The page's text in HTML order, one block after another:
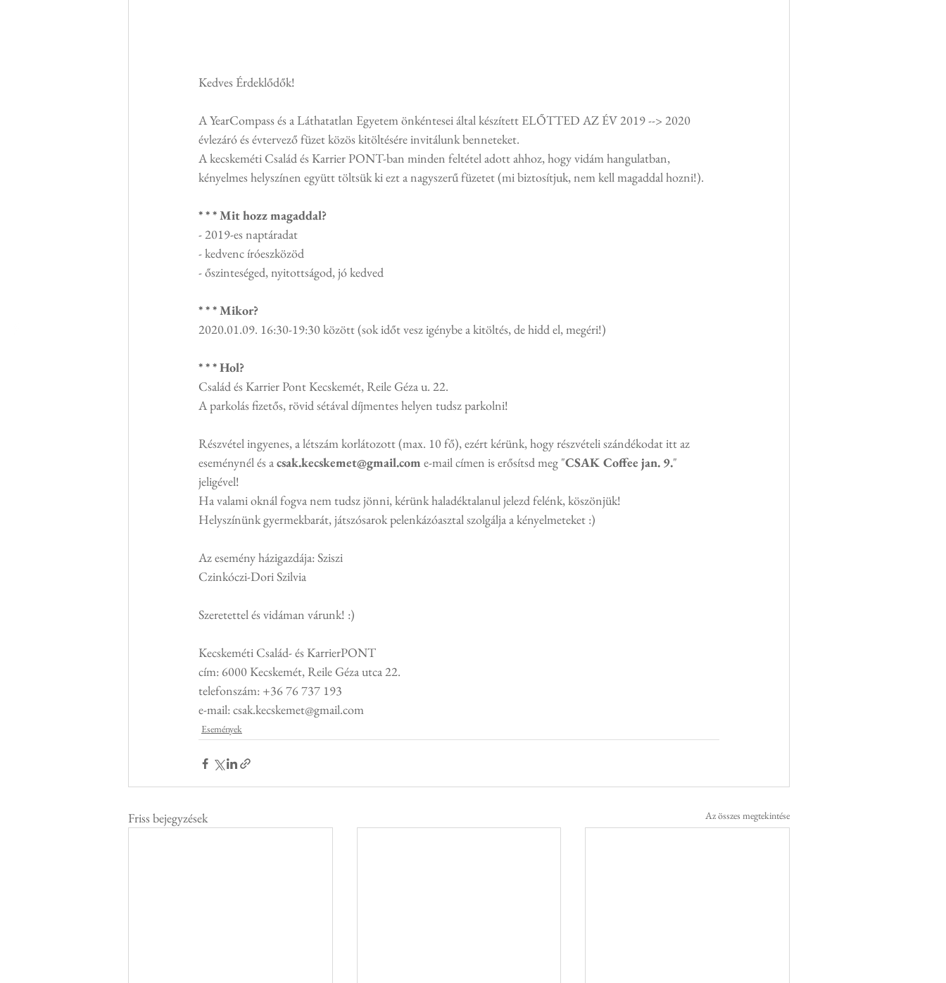
Kedves Érdeklődők!
A YearCompass és a Láthatatlan Egyetem önkéntesei által készített ELŐTTED AZ ÉV 2019 --> 2020
évlezáró és évtervező füzet közös kitöltésére invitálunk benneteket.
A kecskeméti Család és Karrier PONT-ban minden feltétel adott ahhoz, hogy vidám hangulatban,
kényelmes helyszínen együtt töltsük ki ezt a nagyszerű füzetet (mi biztosítjuk, nem kell magaddal hozni!).
* * * Mit hozz magaddal?
- 2019-es naptáradat
- kedvenc íróeszközöd
- őszinteséged, nyitottságod, jó kedved
* * * Mikor?
2020.01.09. 16:30-19:30 között (sok időt vesz igénybe a kitöltés, de hidd el, megéri!)
* * * Hol?
Család és Karrier Pont Kecskemét, Reile Géza u. 22.
A parkolás fizetős, rövid sétával díjmentes helyen tudsz parkolni!
Részvétel ingyenes, a létszám korlátozott (max. 10 fő), ezért kérünk, hogy részvételi szándékodat itt az
eseménynél és a csak.kecskemet@gmail.com e-mail címen is erősítsd meg "CSAK Coffee jan. 9."
jeligével!
Ha valami oknál fogva nem tudsz jönni, kérünk haladéktalanul jelezd felénk, köszönjük!
Helyszínünk gyermekbarát, játszósarok pelenkázóasztal szolgálja a kényelmeteket :)
Az esemény házigazdája: Sziszi
Czinkóczi-Dori Szilvia
Szeretettel és vidáman várunk! :)
Kecskeméti Család- és KarrierPONT
cím: 6000 Kecskemét, Reile Géza utca 22.
telefonszám: +36 76 737 193
e-mail: csak.kecskemet@gmail.com
Események
Friss bejegyzések Az összes megtekintése